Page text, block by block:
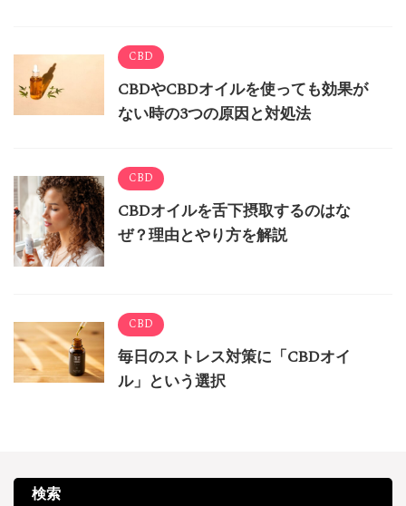
CBD
CBDやCBDオイルを使っても効果が
ない時の3つの原因と対処法
CBD
CBDオイルを舌下摂取するのはな
ぜ？理由とやり方を解説
CBD
毎日のストレス対策に「CBDオイ
ル」という選択
検索